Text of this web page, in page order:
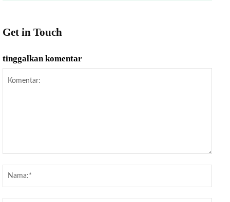
Get in Touch
tinggalkan komentar